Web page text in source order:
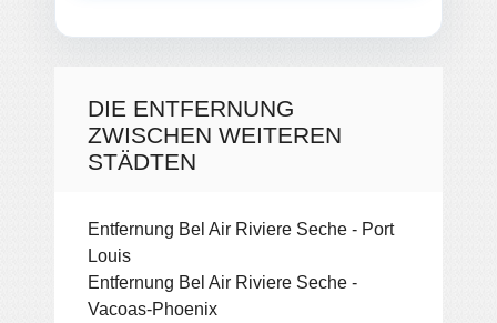
DIE ENTFERNUNG
ZWISCHEN WEITEREN
STÄDTEN
Entfernung Bel Air Riviere Seche - Port
Louis
Entfernung Bel Air Riviere Seche -
Vacoas-Phoenix